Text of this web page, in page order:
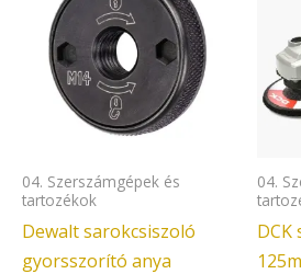
04. Szerszámgépek és
tartozékok
Dewalt sarokcsiszoló
gyorsszorító anya
04.
DCK